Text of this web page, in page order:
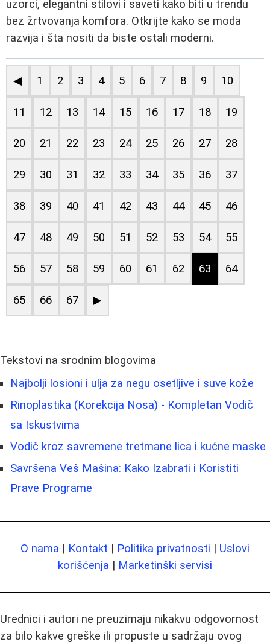
uzorci, elegantni stilovi i saveti kako biti u trendu
bez žrtvovanja komfora. Otkrijte kako se moda
razvija i šta nositi da biste ostali moderni.
◀ 1 2 3 4 5 6 7 8 9 10
11 12 13 14 15 16 17 18 19
20 21 22 23 24 25 26 27 28
29 30 31 32 33 34 35 36 37
38 39 40 41 42 43 44 45 46
47 48 49 50 51 52 53 54 55
56 57 58 59 60 61 62 63 64
65 66 67 ▶
Tekstovi na srodnim blogovima
Najbolji losioni i ulja za negu osetljive i suve kože
Rinoplastika (Korekcija Nosa) - Kompletan Vodič
sa Iskustvima
Vodič kroz savremene tretmane lica i kućne maske
Savršena Veš Mašina: Kako Izabrati i Koristiti
Prave Programe
O nama | Kontakt | Politika privatnosti | Uslovi
korišćenja | Marketinški servisi
Urednici i autori ne preuzimaju nikakvu odgovornost
za bilo kakve greške ili propuste u sadržaju ovog